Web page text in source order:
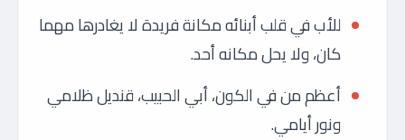
للأب في قلب أبنائه مكانة فريدة لا يغادرها مهما
كان، ولا يحل مكانه أحد.
أعظم من في الكون، أبي الحبيب، قنديل ظلامي
ونور أيامي.